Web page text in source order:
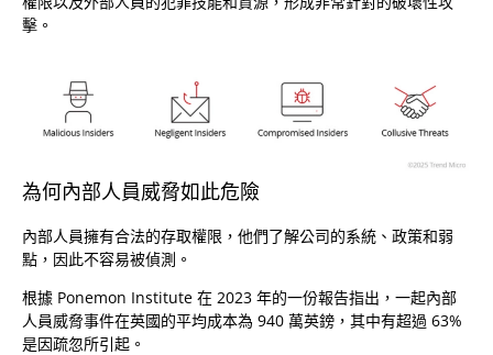
擊。
為何內部人員威脅如此危險
內部人員擁有合法的存取權限，他們了解公司的系統、政策和弱
點，因此不容易被偵測。
根據 Ponemon Institute 在 2023 年的一份報告指出，一起內部
人員威脅事件在英國的平均成本為 940 萬英鎊，其中有超過 63%
是因疏忽所引起。